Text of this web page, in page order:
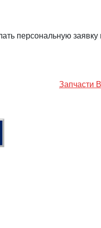
персональную заявку
Запчасти